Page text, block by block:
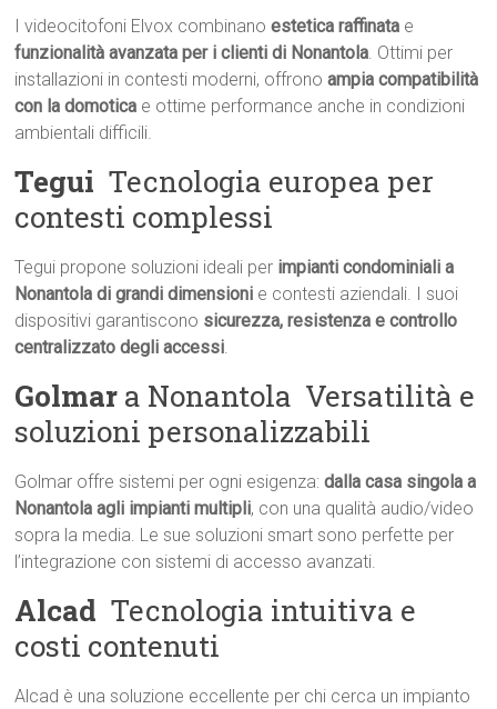
I videocitofoni Elvox combinanoestetica raffinata e
funzionalità avanzata per i clienti di Nonantola. Ottimi per
installazioni in contesti moderni, offronoampia compatibilità
con la domotica e ottime performance anche in condizioni
ambientali difficili.
Tegui  Tecnologia europea per
contesti complessi
Tegui propone soluzioni ideali per impianti condominiali a
Nonantola di grandi dimensioni e contesti aziendali. I suoi
dispositivi garantiscono sicurezza, resistenza e controllo
centralizzato degli accessi.
Golmar a Nonantola  Versatilità e
soluzioni personalizzabili
Golmar offre sistemi per ogni esigenza:dalla casa singola a
Nonantola agli impianti multipli, con una qualità audio/video
sopra la media. Le sue soluzioni smart sono perfette per
l’integrazione con sistemi di accesso avanzati.
Alcad  Tecnologia intuitiva e
costi contenuti
Alcad è una soluzione eccellente per chi cerca un impianto